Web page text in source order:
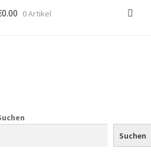
0.00 0 Artikel
Suchen